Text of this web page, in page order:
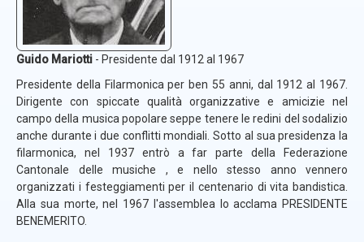
Guido Mariotti - Presidente dal 1912 al 1967
Presidente della Filarmonica per ben 55 anni, dal 1912 al 1967.
Dirigente con spiccate qualità organizzative e amicizie nel
campo della musica popolare seppe tenere le redini del sodalizio
anche durante i due conflitti mondiali. Sotto al sua presidenza la
filarmonica, nel 1937 entrò a far parte della Federazione
Cantonale delle musiche , e nello stesso anno vennero
organizzati i festeggiamenti per il centenario di vita bandistica.
Alla sua morte, nel 1967 l'assemblea lo acclama PRESIDENTE
BENEMERITO.